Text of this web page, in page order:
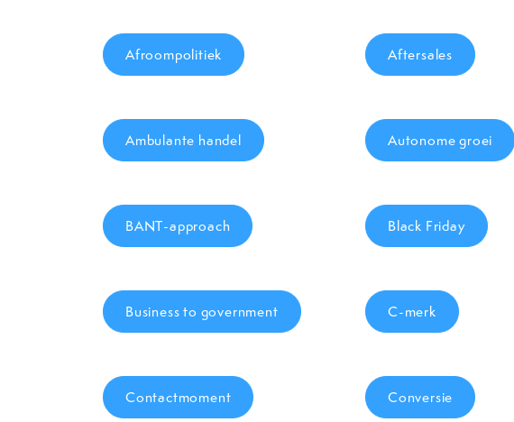
Afroompolitiek Aftersales
Ambulante handel Autonome groei
BANT-approach Black Friday
Business to government C-merk
Contactmoment Conversie